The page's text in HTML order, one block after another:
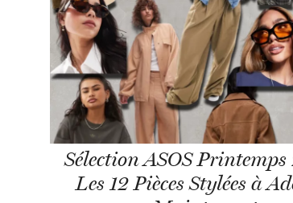
Sélection ASOS
Les 12 Pièces Stylées à